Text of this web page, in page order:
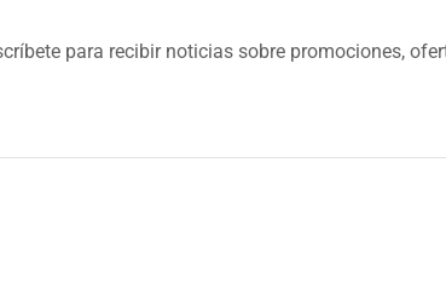
para recibir noticias sobre promociones,